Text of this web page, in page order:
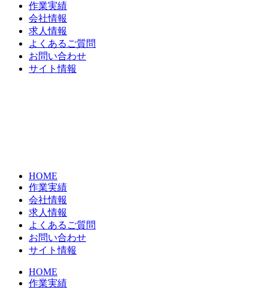
作業実績
会社情報
求人情報
よくあるご質問
お問い合わせ
サイト情報
HOME
作業実績
会社情報
求人情報
よくあるご質問
お問い合わせ
サイト情報
HOME
作業実績